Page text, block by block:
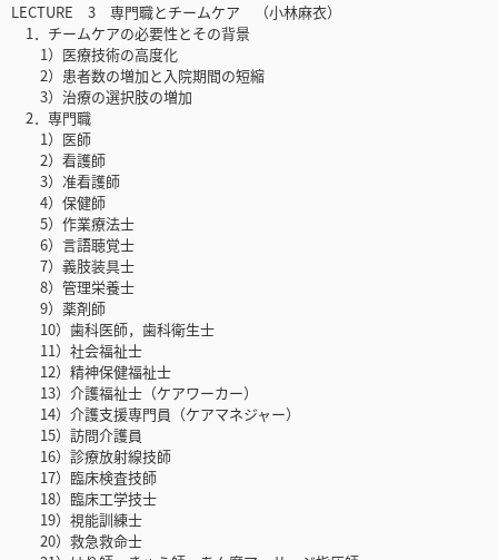
LECTURE 3 専門職とチームケア （小林麻衣）
1．チームケアの必要性とその背景
1）医療技術の高度化
2）患者数の増加と入院期間の短縮
3）治療の選択肢の増加
2．専門職
1）医師
2）看護師
3）准看護師
4）保健師
5）作業療法士
6）言語聴覚士
7）義肢装具士
8）管理栄養士
9）薬剤師
10）歯科医師，歯科衛生士
11）社会福祉士
12）精神保健福祉士
13）介護福祉士（ケアワーカー）
14）介護支援専門員（ケアマネジャー）
15）訪問介護員
16）診療放射線技師
17）臨床検査技師
18）臨床工学技士
19）視能訓練士
20）救急救命士